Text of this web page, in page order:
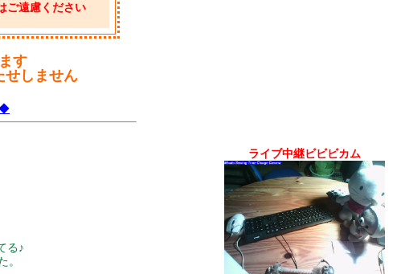
ご遠慮ください
す
せしません
◆
る♪
。
ライブ中継ビビビカム